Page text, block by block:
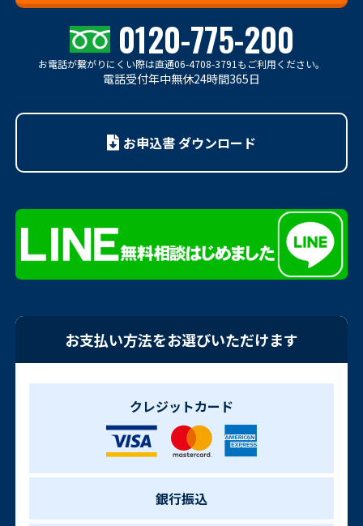
0120-775-200
お電話が繋がりにくい際は直通06-4708-3791もご利用ください。
電話受付年中無休24時間365日
お申込書 ダウンロード
お支払い方法をお選びいただけます
クレジットカード
銀行振込